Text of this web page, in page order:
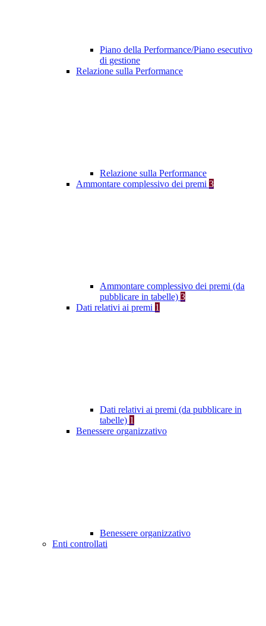
Piano della Performance/Piano esecutivo
di gestione
Relazione sulla Performance
Relazione sulla Performance
Ammontare complessivo dei premi 3
Ammontare complessivo dei premi (da
pubblicare in tabelle) 3
Dati relativi ai premi 1
Dati relativi ai premi (da pubblicare in
tabelle) 1
Benessere organizzativo
Benessere organizzativo
Enti controllati